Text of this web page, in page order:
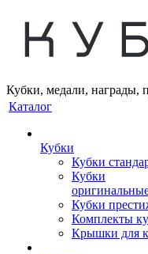
Кубки, медали, награды,
Каталог
Кубки
Кубки
Кубки
Кубки
Комплекты
Крышки для